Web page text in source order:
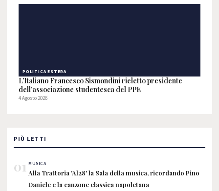
POLITICA ESTERA
L’Italiano Francesco Sismondini rieletto presidente
dell’associazione studentesca del PPE
4 Agosto 2026
PIÙ LETTI
01 MUSICA
Alla Trattoria 'Al28' la Sala della musica, ricordando Pino
Daniele e la canzone classica napoletana